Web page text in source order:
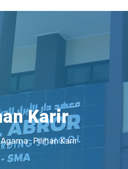
Karir
Agama Pilihan Karir